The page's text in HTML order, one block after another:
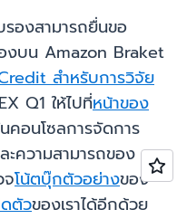
องสามารถยื่นขอ
งบน Amazon Braket
สำหรับการวิจัย
Q1 ให้ไปที่หน้าของ
นคอนโซลการจัดการ
ะความสามารถของ
โน้ตบุ๊กตัวอย่างของ
ตัวของเราได้อีกด้วย